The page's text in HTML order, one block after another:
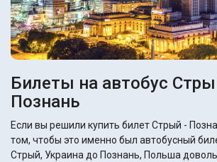
Билеты на автобус
Познань
Если вы решили купить билет Стрый -
том, чтобы это именно был автобусный
Стрый, Украина до Познань, Польша